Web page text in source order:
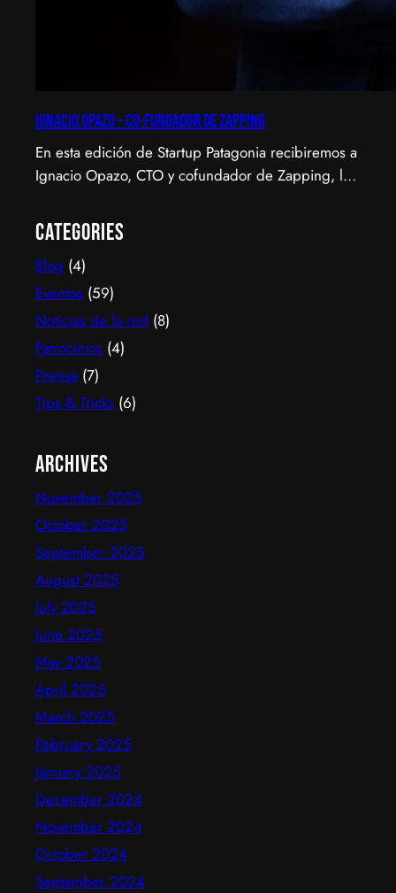
Ignacio Opazo – Co-Fundador de Zapping
En esta edición de Startup Patagonia recibiremos a
Ignacio Opazo, CTO y cofundador de Zapping, la
que América Latina ve televisión. ​Zapping nació
con una idea simple y potente: ofrecer una
experiencia de TV por internet fluida, sin
decodificadores ni contratos, y hoy suma más de
600…
Categories
Blog (4)
Eventos (59)
Noticias de la red (8)
Patrocinios (4)
Prensa (7)
Tips & Tricks (6)
Archives
November 2025
October 2025
September 2025
August 2025
July 2025
June 2025
May 2025
April 2025
March 2025
February 2025
January 2025
December 2024
November 2024
October 2024
September 2024